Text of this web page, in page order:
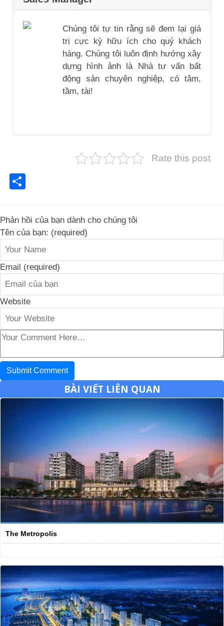
Chúng tôi tự tin rằng sẽ đem lại giá
trị cực kỳ hữu ích cho quý khách
hàng. Chúng tôi luôn định hướng xây
dựng hình ảnh là Nhà tư vấn bất
động sản chuyên nghiệp, có tâm,
tầm, tài!
Rate this post
Phản hồi của bạn dành cho chúng tôi
Tên của bạn: (required)
Email (required)
Website
BÀI VIẾT LIÊN QUAN
The Metropolis